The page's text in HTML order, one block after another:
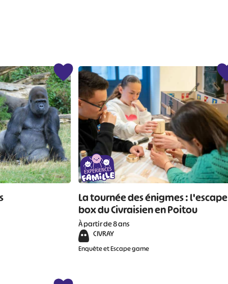
La tournée des énigmes : l'escape
box du Civraisien en Poitou
À partir de 8 ans
CIVRAY
Enquête et Escape game